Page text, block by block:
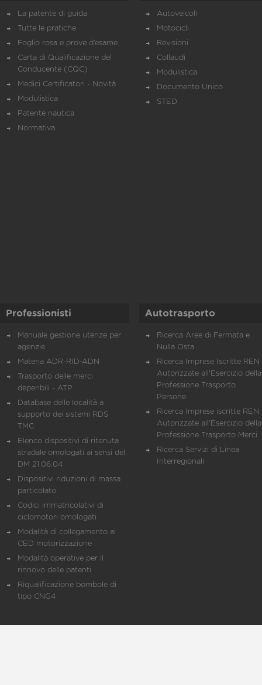
La patente di guida
Tutte le pratiche
Foglio rosa e prove d’esame
Carta di Qualificazione del
Conducente (CQC)
Medici Certificatori - Novità
Modulistica
Patente nautica
Normativa
Autoveicoli
Motocicli
Revisioni
Collaudi
Modulistica
Documento Unico
STED
Professionisti
Manuale gestione utenze per
agenzie
Materia ADR-RID-ADN
Trasporto delle merci
deperibili - ATP
Database delle località a
supporto dei sistemi RDS
TMC
Elenco dispositivi di ritenuta
stradale omologati ai sensi del
DM 21.06.04
Dispositivi riduzioni di massa
particolato
Codici immatricolativi di
ciclomotori omologati
Modalità di collegamento al
CED motorizzazione
Modalità operative per il
rinnovo delle patenti
Riqualificazione bombole di
tipo CNG4
Autotrasporto
Ricerca Aree di Fermata e
Nulla Osta
Ricerca Imprese Iscritte REN
Autorizzate all'Esercizio della
Professione Trasporto
Persone
Ricerca Imprese iscritte REN
Autorizzate all'Esercizio della
Professione Trasporto Merci
Ricerca Servizi di Linea
Interregionali